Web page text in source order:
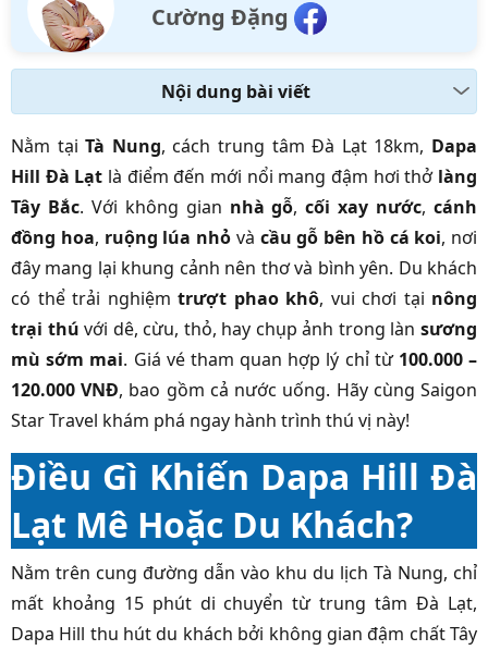
Cường Đặng
Nội dung bài viết
Nằm tạiTà Nung, cách trung tâm Đà Lạt 18km, Dapa
Hill Đà Lạt là điểm đến mới nổi mang đậm hơi thở làng
Tây Bắc. Với không gian nhà gỗ,cối xay nước,cánh
đồng hoa, ruộng lúa nhỏ và cầu gỗ bên hồ cá koi, nơi
đây mang lại khung cảnh nên thơ và bình yên. Du khách
có thể trải nghiệm trượt phao khô, vui chơi tại nông
trại thú với dê, cừu, thỏ, hay chụp ảnh trong lànsương
mù sớm mai. Giá vé tham quan hợp lý chỉ từ 100.000 –
120.000 VNĐ, bao gồm cả nước uống. Hãy cùng Saigon
Star Travel khám phá ngay hành trình thú vị này!
Điều Gì Khiến Dapa Hill Đà
Lạt Mê Hoặc Du Khách?
Nằm trên cung đường dẫn vào khu du lịch Tà Nung, chỉ
mất khoảng 15 phút di chuyển từ trung tâm Đà Lạt,
Dapa Hill thu hút du khách bởi không gian đậm chất Tây